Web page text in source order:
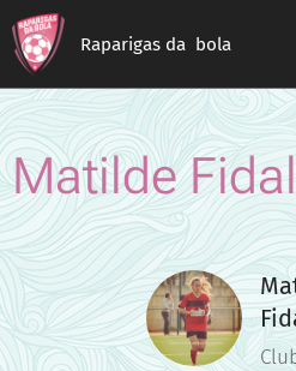
Raparigas da bola
Matilde